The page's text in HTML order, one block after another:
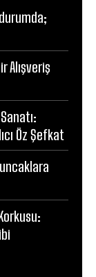
Alışveriş
Öz Şefkat